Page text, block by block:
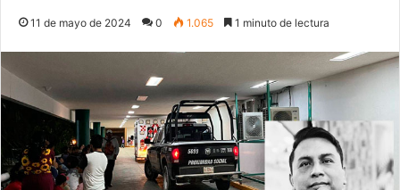
11 de mayo de 2024 0 1.065 1 minuto de lectura